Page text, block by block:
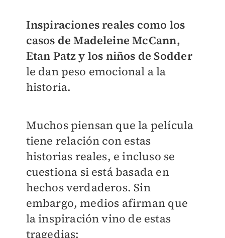
Inspiraciones reales como los
casos de Madeleine McCann,
Etan Patz y los niños de Sodder
le dan peso emocional a la
historia.
Muchos piensan que la película
tiene relación con estas
historias reales, e incluso se
cuestiona si está basada en
hechos verdaderos. Sin
embargo, medios afirman que
la inspiración vino de estas
tragedias: